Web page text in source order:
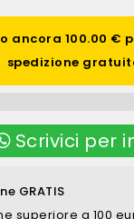
ancora 100.00 €
spedizione
Scrivici per
GRATIS
superiore a 100